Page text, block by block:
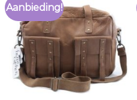
Aanbieding!